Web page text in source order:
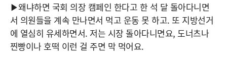
▶왜냐하면 국회 의장 캠페인 한다고 한 석 달 돌아다니면
서 의원들을 계속 만나면서 먹고 운동 못 하고. 또 지방선거
에 열심히 유세하면서. 저는 시장 돌아다니면요, 도너츠나
찐빵이나 호떡 이런 걸 주면 막 먹어요.